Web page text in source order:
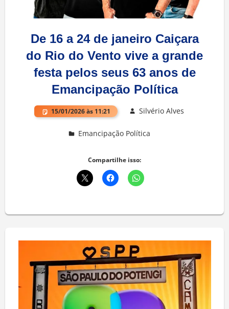
De 16 a 24 de janeiro Caiçara
do Rio do Vento vive a grande
festa pelos seus 63 anos de
Emancipação Política
15/01/2026 às 11:21 Silvério Alves
Emancipação Política
Compartilhe isso: